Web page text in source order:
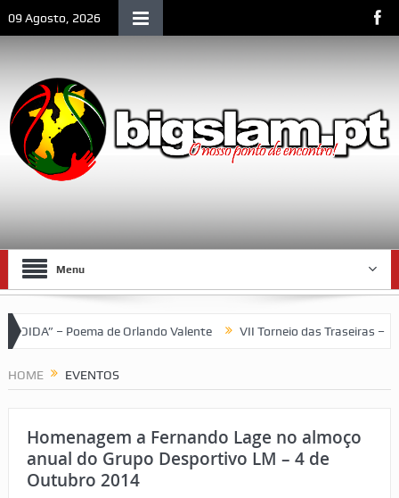
09 Agosto, 2026
Menu
– Poema de Orlando Valente VII Torneio das Traseiras –
HOME EVENTOS
Homenagem a Fernando Lage no almoço
anual do Grupo Desportivo LM – 4 de
Outubro 2014